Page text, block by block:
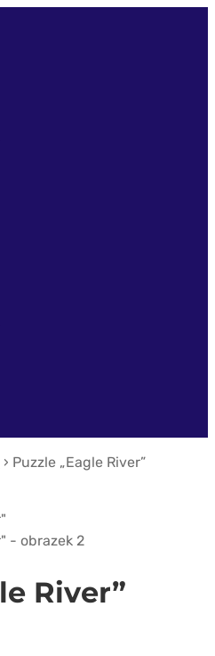
› Puzzle „Eagle River”
River”